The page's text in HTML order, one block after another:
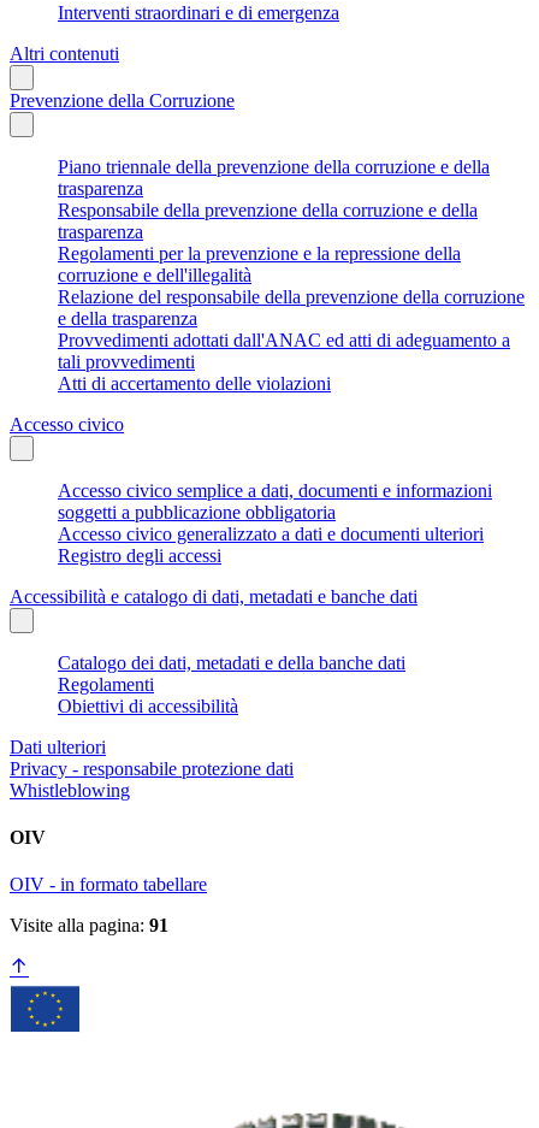
Interventi straordinari e di emergenza
Altri contenuti
Prevenzione della Corruzione
Piano triennale della prevenzione della corruzione e della
trasparenza
Responsabile della prevenzione della corruzione e della
trasparenza
Regolamenti per la prevenzione e la repressione della
corruzione e dell'illegalità
Relazione del responsabile della prevenzione della corruzione
e della trasparenza
Provvedimenti adottati dall'ANAC ed atti di adeguamento a
tali provvedimenti
Atti di accertamento delle violazioni
Accesso civico
Accesso civico semplice a dati, documenti e informazioni
soggetti a pubblicazione obbligatoria
Accesso civico generalizzato a dati e documenti ulteriori
Registro degli accessi
Accessibilità e catalogo di dati, metadati e banche dati
Catalogo dei dati, metadati e della banche dati
Regolamenti
Obiettivi di accessibilità
Dati ulteriori
Privacy - responsabile protezione dati
Whistleblowing
OIV
OIV - in formato tabellare
Visite alla pagina: 91